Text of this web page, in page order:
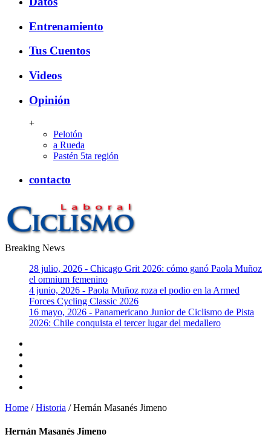
Entrenamiento
Tus Cuentos
Videos
Opinión
+
Pelotón
a Rueda
Pastén 5ta región
contacto
CiclismoLaboral
Breaking News
28 julio, 2026 - Chicago Grit 2026: cómo ganó Paola Muñoz
el omnium femenino
4 junio, 2026 - Paola Muñoz roza el podio en la Armed
Forces Cycling Classic 2026
16 mayo, 2026 - Panamericano Junior de Ciclismo de Pista
2026: Chile conquista el tercer lugar del medallero
Home /Historia /Hernán Masanés Jimeno
Hernán Masanés Jimeno